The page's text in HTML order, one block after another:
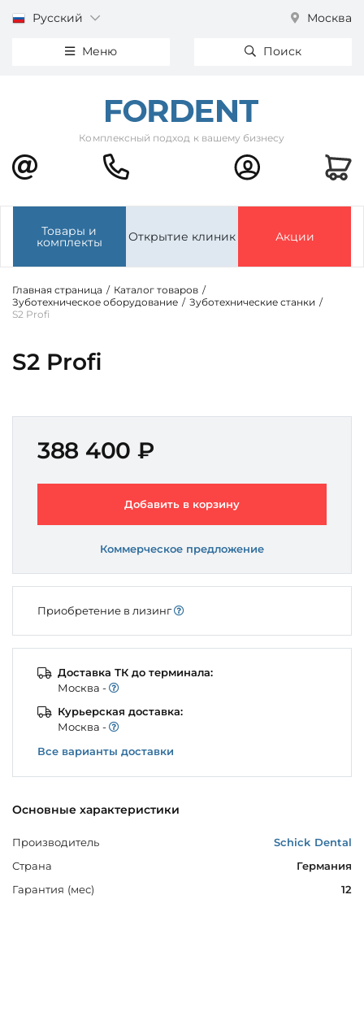
Русский Москва
Меню Поиск
Комплексный подход к вашему бизнесу
Товары и
комплекты Открытие клиник Акции
Главная страница / Каталог товаров /
Зуботехническое оборудование / Зуботехнические станки /
S2 Profi
S2 Profi
Основные характеристики
Производитель
Schick Dental
Страна
Германия
Гарантия (мес)
12
388 400 ₽
Добавить в корзину
Коммерческое предложение
Приобретение в лизинг
Доставка ТК до терминала:
Моcква -
Курьерская доставка:
Моcква -
Все варианты доставки